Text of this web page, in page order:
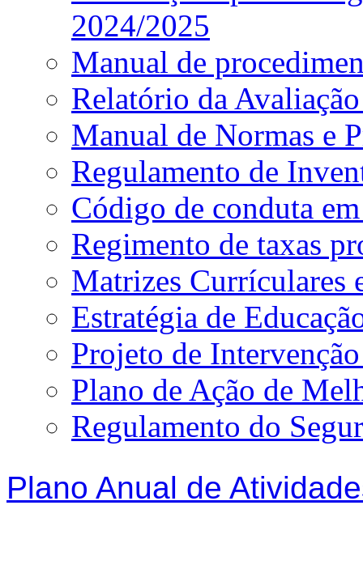
2024/2025
Manual de
Relatório da
Manual de Normas e
Regulamento de
Código de conduta
Regimento de taxas
Matrizes Currículares
Estratégia de
Projeto de
Plano de Ação de
Regulamento do
Plano Anual de